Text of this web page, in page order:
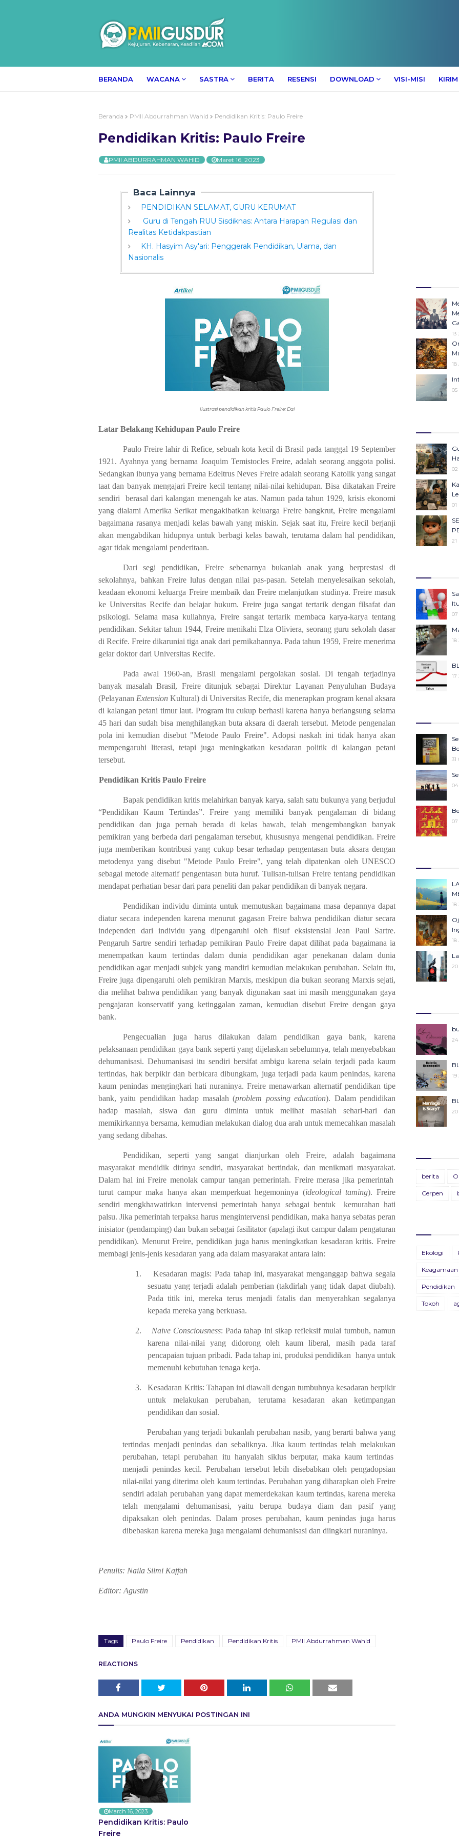
BERANDA WACANA SASTRA BERITA RESENSI DOWNLOAD VISI-MISI
Beranda PMII Abdurrahman Wahid Pendidikan Kritis: Paulo Freire
Pendidikan Kritis: Paulo Freire
PMII ABDURRAHMAN WAHID Maret 16, 2023
Baca Lainnya
PENDIDIKAN SELAMAT, GURU KERUMAT
Guru di Tengah RUU Sisdiknas: Antara Harapan Regulasi dan
Realitas Ketidakpastian
KH. Hasyim Asy'ari: Penggerak Pendidikan, Ulama, dan
Nasionalis
Ilustrasi pendidikan kritis Paulo Freire: Dai
Latar Belakang Kehidupan Paulo Freire
Paulo Freire lahir di Refice, sebuah kota kecil di Brasil pada tanggal 19 September
1921. Ayahnya yang bernama Joaquim Temistocles Freire, adalah seorang anggota polisi.
Sedangkan ibunya yang bernama Edeltrus Neves Freire adalah seorang Katolik yang sangat
taat dan banyak mengajari Freire kecil tentang nilai-nilai kehidupan. Bisa dikatakan Freire
sendiri
berasal dari kalangan menengah ke atas. Namun pada tahun 1929, krisis ekonomi
yang dialami Amerika Serikat mengakibatkan keluarga Freire bangkrut, Freire mengalami
bagaimana rasanya menjadi kelas bawah yang miskin. Sejak saat itu, Freire kecil berjanji
akan mengabdikan hidupnya untuk berbagi kelas bawah, terutama dalam hal pendidikan,
agar tidak mengalami penderitaan.
Dari segi pendidikan, Freire sebenarnya bukanlah anak yang berprestasi di
sekolahnya, bahkan Freire lulus dengan nilai pas-pasan. Setelah menyelesaikan sekolah,
keadaan ekonomi keluarga Freire membaik dan Freire melanjutkan studinya. Freire masuk
ke Universitas Recife dan belajar hukum. Freire juga sangat tertarik dengan filsafat dan
psikologi. Selama masa kuliahnya, Freire sangat tertarik membaca karya-karya tentang
pendidikan. Sekitar tahun 1944, Freire menikahi Elza Oliviera, seorang guru sekolah dasar
di Recife. Freire dikaruniai tiga anak dari pernikahannya. Pada tahun 1959, Freire menerima
gelar doktor dari Universitas Recife.
Pada awal 1960-an, Brasil mengalami pergolakan sosial. Di tengah terjadinya
banyak masalah Brasil, Freire ditunjuk sebagai Direktur Layanan Penyuluhan Budaya
(Pelayanan Extension Kultural) di Universitas Recife, dia menerapkan program kenal aksara
di kalangan petani timur laut. Program itu cukup berhasil karena hanya berlangsung selama
45 hari dan sudah bisa menghilangkan buta aksara di daerah tersebut. Metode pengenalan
pola ini kemudian disebut "Metode Paulo Freire". Adopsi naskah ini tidak hanya akan
mempengaruhi literasi, tetapi juga meningkatkan kesadaran politik di kalangan petani
tersebut.
Pendidikan Kritis Paulo Freire
Bapak pendidikan kritis melahirkan banyak karya, salah satu bukunya yang berjudul
“Pendidikan Kaum Tertindas”. Freire yang memiliki banyak pengalaman di bidang
pendidikan dan juga pernah berada di kelas bawah, telah mengembangkan banyak
pemikiran yang berbeda dari pengalaman tersebut, khususnya mengenai pendidikan. Freire
juga memberikan kontribusi yang cukup besar terhadap pengentasan buta aksara dengan
metodenya yang disebut "Metode Paulo Freire", yang telah dipatenkan oleh UNESCO
sebagai metode alternatif pengentasan buta huruf. Tulisan-tulisan Freire tentang pendidikan
mendapat perhatian besar dari para peneliti dan pakar pendidikan di banyak negara.
Pendidikan individu diminta untuk memutuskan bagaimana masa depannya dapat
diatur secara independen karena menurut gagasan Freire bahwa pendidikan diatur secara
independen dari individu yang dipengaruhi oleh filsuf eksistensial Jean Paul Sartre.
Pengaruh Sartre sendiri terhadap pemikiran Paulo Freire dapat dilihat pada bagaimana ia
menempatkan kaum tertindas dalam dunia pendidikan agarpenekanan dalam dunia
pendidikan agar menjadi subjek yang mandiri kemudian melakukan perubahan. Selain itu,
Freire juga dipengaruhi oleh pemikiran Marxis, meskipun dia bukan seorang Marxis sejati,
dia melihat bahwa pendidikan yang banyak digunakan saat ini masih menggunakan gaya
pengajaran konservatif yang ketinggalan zaman, kemudian disebut Freire dengan gaya
bank.
Pengecualian juga harus dilakukan dalam pendidikan gaya bank, karena
pelaksanaan pendidikan gaya bank seperti yang dijelaskan sebelumnya, telah menyebabkan
dehumanisasi. Dehumanisasi itu sendiri bersifat ambigu karena selain terjadi pada kaum
tertindas, hak berpikir dan berbicara dibungkam, juga terjadi pada kaum penindas, karena
kaum penindas mengingkari hati nuraninya. Freire menawarkan alternatif pendidikan tipe
bank, yaitu pendidikan hadap masalah (problem possing education). Dalam pendidikan
hadap masalah, siswa dan guru diminta untuk melihat masalah sehari-hari dan
memikirkannya bersama, kemudian melakukan dialog dua arah untuk memecahkan masalah
yang sedang dibahas.
Pendidikan, seperti yang sangat dianjurkan oleh Freire, adalah bagaimana
masyarakat mendidik dirinya sendiri, masyarakat bertindak, dan menikmati masyarakat.
Dalam hal ini Freire menolak campur tangan pemerintah. Freire merasa jika pemerintah
turut campur maka hanya akan memperkuat hegemoninya (ideological taming). Freire
sendiri mengkhawatirkan intervensi pemerintah hanya sebagai bentuk
kemurahan hati
palsu. Jika pemerintah terpaksa harus mengintervensi pendidikan, maka hanya sebatas peran
inisiator (pendamping) dan bukan sebagai fasilitator (apalagi ikut campur dalam pengaturan
pendidikan). Menurut Freire, pendidikan juga harus meningkatkan kesadaran kritis. Freire
membagi jenis-jenis kesadaran yang ada dalam masyarakat antara lain:
1.
Kesadaran magis: Pada tahap ini, masyarakat menganggap bahwa segala
sesuatu yang terjadi adalah pemberian (takdirlah yang tidak dapat diubah).
Pada titik ini, mereka terus menjadi fatalis dan menyerahkan segalanya
kepada mereka yang berkuasa.
2. Naive Consciousness: Pada tahap ini sikap refleksif mulai tumbuh, namun
karena nilai-nilai yang didorong oleh kaum liberal, masih pada taraf
pencapaian tujuan pribadi. Pada tahap ini, produksi pendidikan hanya untuk
memenuhi kebutuhan tenaga kerja.
3.
Kesadaran Kritis: Tahapan ini diawali dengan tumbuhnya kesadaran berpikir
untuk melakukan perubahan, terutama kesadaran akan ketimpangan
pendidikan dan sosial.
Perubahan yang terjadi bukanlah perubahan nasib, yang berarti bahwa yang
tertindas menjadi penindas dan sebaliknya. Jika kaum tertindas telah melakukan
perubahan, tetapi perubahan itu hanyalah siklus berputar, maka kaum tertindas
menjadi penindas kecil. Perubahan tersebut lebih disebabkan oleh pengadopsian
nilai-nilai yang diterima oleh kaum tertindas. Perubahan yang diharapkan oleh Freire
sendiri adalah perubahan yang dapat memerdekakan kaum tertindas, karena mereka
telah mengalami dehumanisasi, yaitu berupa budaya diam dan pasif yang
dipaksakan oleh penindas. Dalam proses perubahan, kaum penindas juga harus
dibebaskan karena mereka juga mengalami dehumanisasi dan diingkari nuraninya.
Penulis: Naila Silmi Kaffah
Editor: Agustin
Tags Paulo Freire Pendidikan Pendidikan Kritis PMII Abdurrahman Wahid
REACTIONS
ANDA MUNGKIN MENYUKAI POSTINGAN INI
March 16, 2023
Pendidikan Kritis: Paulo
Freire
13
18
23 Desember
01
18
17
19
19
13
31
04
27
27
18
18
22
18
19
berita
Cerpen
Ekologi
Keagamaan
Pendidikan
Tokoh